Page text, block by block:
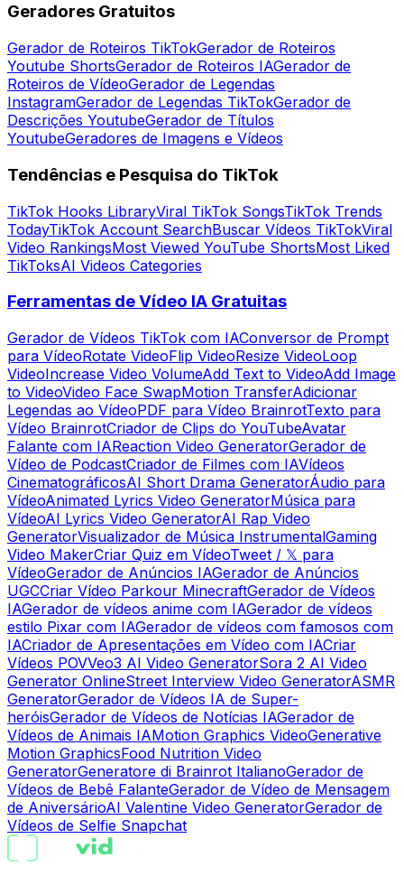
Geradores Gratuitos
Gerador de Roteiros TikTokGerador de Roteiros
Youtube ShortsGerador de Roteiros IAGerador de
Roteiros de VídeoGerador de Legendas
InstagramGerador de Legendas TikTokGerador de
Descrições YoutubeGerador de Títulos
YoutubeGeradores de Imagens e Vídeos
Tendências e Pesquisa do TikTok
TikTok Hooks LibraryViral TikTok SongsTikTok Trends
TodayTikTok Account SearchBuscar Vídeos TikTokViral
Video RankingsMost Viewed YouTube ShortsMost Liked
TikToksAI Videos Categories
Ferramentas de Vídeo IA Gratuitas
Gerador de Vídeos TikTok com IAConversor de Prompt
para VídeoRotate VideoFlip VideoResize VideoLoop
VideoIncrease Video VolumeAdd Text to VideoAdd Image
to VideoVideo Face SwapMotion TransferAdicionar
Legendas ao VídeoPDF para Vídeo BrainrotTexto para
Vídeo BrainrotCriador de Clips do YouTubeAvatar
Falante com IAReaction Video GeneratorGerador de
Vídeo de PodcastCriador de Filmes com IAVídeos
CinematográficosAI Short Drama GeneratorÁudio para
VídeoAnimated Lyrics Video GeneratorMúsica para
VídeoAI Lyrics Video GeneratorAI Rap Video
GeneratorVisualizador de Música InstrumentalGaming
Video MakerCriar Quiz em VídeoTweet / 𝕏 para
VídeoGerador de Anúncios IAGerador de Anúncios
UGCCriar Vídeo Parkour MinecraftGerador de Vídeos
IAGerador de vídeos anime com IAGerador de vídeos
estilo Pixar com IAGerador de vídeos com famosos com
IACriador de Apresentações em Vídeo com IACriar
Vídeos POVVeo3 AI Video GeneratorSora 2 AI Video
Generator OnlineStreet Interview Video GeneratorASMR
GeneratorGerador de Vídeos IA de Super-
heróisGerador de Vídeos de Notícias IAGerador de
Vídeos de Animais IAMotion Graphics VideoGenerative
Motion GraphicsFood Nutrition Video
GeneratorGeneratore di Brainrot ItalianoGerador de
Vídeos de Bebê FalanteGerador de Vídeo de Mensagem
de AniversárioAI Valentine Video GeneratorGerador de
Vídeos de Selfie Snapchat